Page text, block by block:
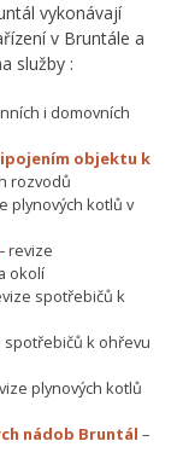
vykonávají
v Bruntále a
služby :
i domovních
objektu k
rozvodů
plynových kotlů v
revize
okolí
spotřebičů k
spotřebičů k ohřevu
plynových kotlů
nádob Bruntál –